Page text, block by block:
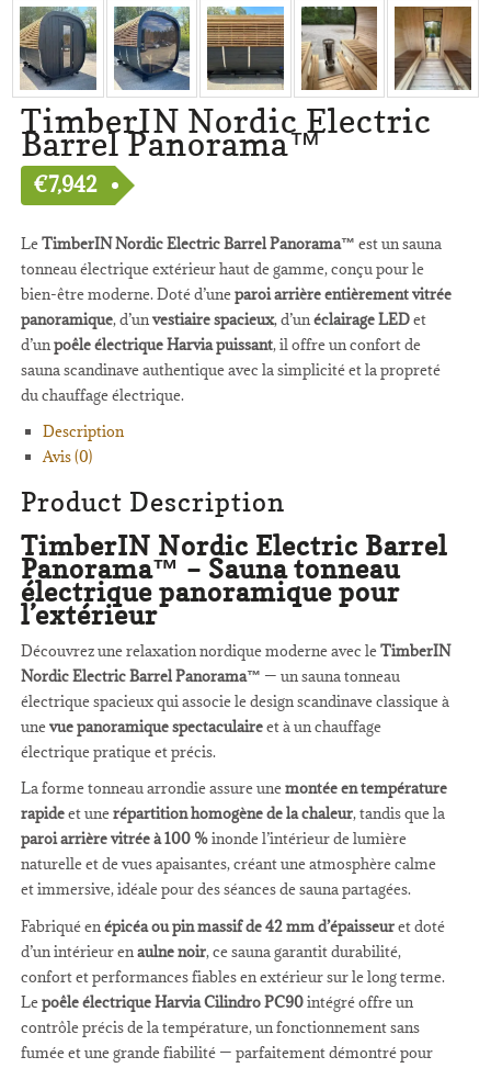
TimberIN Nordic Electric
Barrel Panorama™
€7,942
LeTimberIN Nordic Electric Barrel Panorama™ est un sauna
tonneau électrique extérieur haut de gamme, conçu pour le
bien-être moderne. Doté d’uneparoi arrière entièrement vitrée
panoramique, d’unvestiaire spacieux, d’unéclairage LEDet
d’unpoêle électrique Harvia puissant, il offre un confort de
sauna scandinave authentique avec la simplicité et la propreté
du chauffage électrique.
Description
Avis (0)
Product Description
TimberIN Nordic Electric Barrel
Panorama™ – Sauna tonneau
électrique panoramique pour
l’extérieur
Découvrez une relaxation nordique moderne avec leTimberIN
Nordic Electric Barrel Panorama™ — un sauna tonneau
électrique spacieux qui associe le design scandinave classique à
unevue panoramique spectaculaireet à un chauffage
électrique pratique et précis.
La forme tonneau arrondie assure unemontée en température
rapideet unerépartition homogène de la chaleur, tandis que la
paroi arrière vitrée à 100 %inonde l’intérieur de lumière
naturelle et de vues apaisantes, créant une atmosphère calme
et immersive, idéale pour des séances de sauna partagées.
Fabriqué en épicéa ou pin massif de 42 mm d’épaisseuret doté
d’un intérieur en aulne noir, ce sauna garantit durabilité,
confort et performances fiables en extérieur sur le long terme.
Lepoêle électrique Harvia Cilindro PC90intégré offre un
contrôle précis de la température, un fonctionnement sans
fumée et une grande fiabilité — parfaitement démontré pour